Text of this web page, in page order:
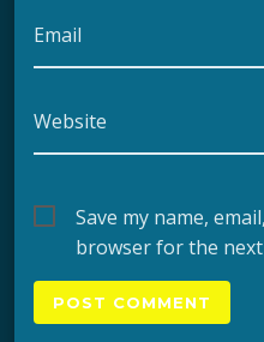
Email
Website
Save my name,
browser for the